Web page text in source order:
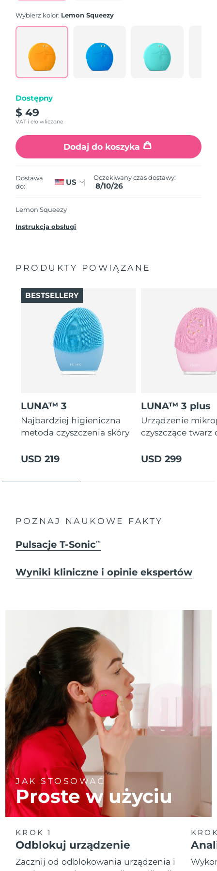
Wybierz kolor: Lemon Squeezy
Dostępny
$ 49
VAT i cło wliczone
Dodaj do koszyka
Dostawa
do:
US Oczekiwany czas dostawy:
8/10/26
Lemon Squeezy
Instrukcja obsługi
PRODUKTY POWIĄZANE
LUNA™ 3
Najbardziej higieniczna
metoda czyszczenia skóry
USD 219
BESTSELLERY
LUNA™ 3 plus
Urządzenie
czyszczące twarz
USD 299
POZNAJ NAUKOWE FAKTY
Pulsacje T-SonicTM
Wyniki kliniczne i opinie ekspertów
JAK STOSOWAĆ
Proste w użyciu
KROK 1
Odblokuj urządzenie
Zacznij od odblokowania urządzenia i